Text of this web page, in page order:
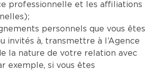
professionnelle et les affiliations
personnels que vous êtes
invités à, transmettre à l’Agence
la nature de votre relation avec
exemple, si vous êtes